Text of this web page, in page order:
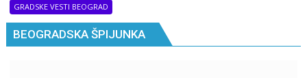
GRADSKE VESTI BEOGRAD
BEOGRADSKA ŠPIJUNKA